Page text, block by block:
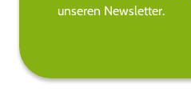
unseren Newsletter.